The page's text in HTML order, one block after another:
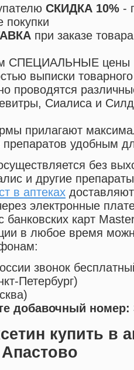
СКИДКА 10% -
покупки
при заказе
СПЕЦИАЛЬНЫЕ цены
выписки
проводятся
Сиалиса и
прилагают
препаратов удобным
без
и другие
в аптеках
электронные
банковских карт
в любое время
звонок
Петербург)
добавочный номер:
купить в